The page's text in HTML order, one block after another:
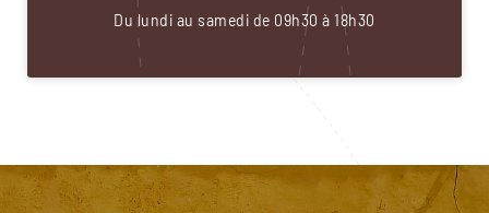
Du lundi au samedi de 09h30 à 18h30